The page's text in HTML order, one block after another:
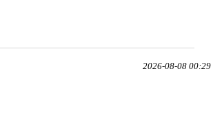
2026-08-08 00:29